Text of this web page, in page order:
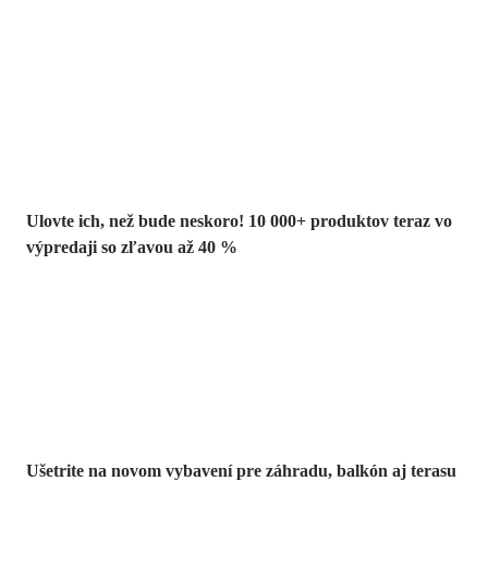
Ulovte ich, než bude neskoro! 10 000+ produktov teraz vo
výpredaji so zľavou až 40 %
Ušetrite na novom vybavení pre záhradu, balkón aj terasu